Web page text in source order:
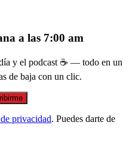
a las 7:00 am
y el podcast ☕ — todo en un
de baja con un clic.
privacidad. Puedes darte de